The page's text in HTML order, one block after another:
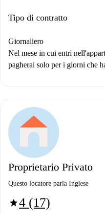
Tipo di contratto
Giornaliero
Nel mese in cui entri
pagherai solo per i giorni che
Proprietario Privato
Questo locatore parla Inglese
star4 (17)